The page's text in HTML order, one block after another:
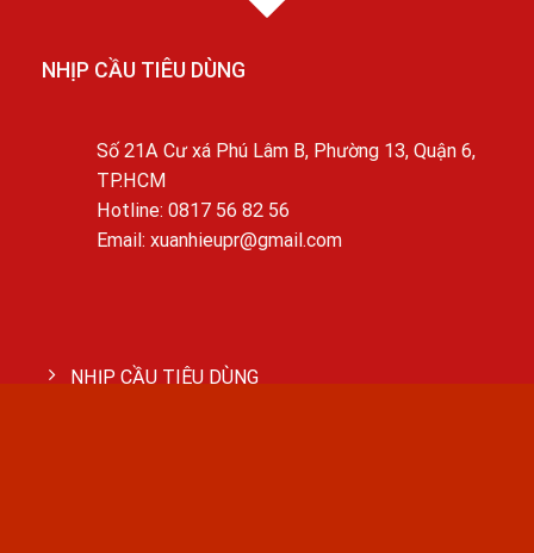
NHỊP CẦU TIÊU DÙNG
Số 21A Cư xá Phú Lâm B, Phường 13, Quận 6,
TP.HCM
Hotline: 0817 56 82 56
Email: xuanhieupr@gmail.com
NHỊP CẦU TIÊU DÙNG